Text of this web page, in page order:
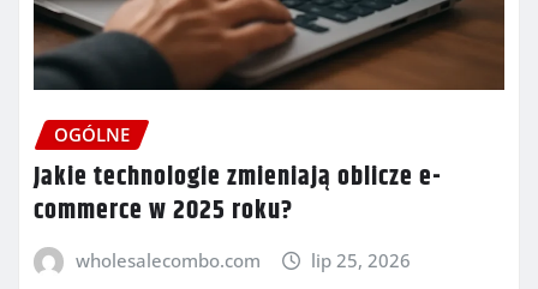
OGÓLNE
Jakie technologie zmieniają oblicze e-
commerce w 2025 roku?
wholesalecombo.com lip 25, 2026